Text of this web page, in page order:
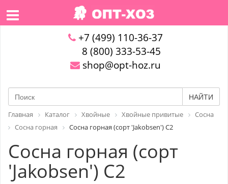
+7 (499) 110-36-37
8 (800) 333-53-45
shop@opt-hoz.ru
НАЙТИ
Главная Каталог Хвойные Хвойные привитые
Сосна
Сосна горная
Сосна горная (сорт 'Jakobsen') C2
Сосна горная (сорт
'Jakobsen') C2